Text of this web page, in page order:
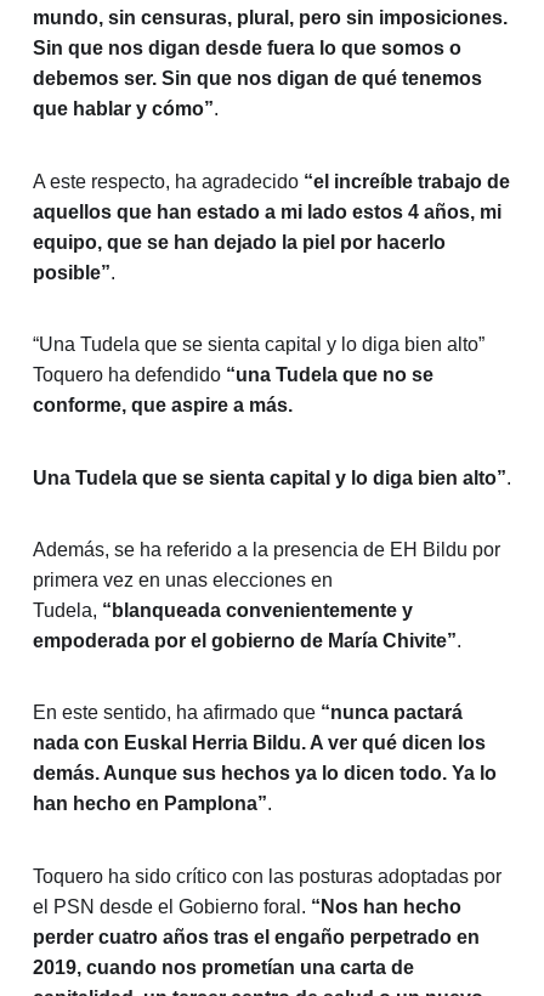
mundo, sin censuras, plural, pero sin imposiciones.
Sin que nos digan desde fuera lo que somos o
debemos ser. Sin que nos digan de qué tenemos
que hablar y cómo”.
A este respecto, ha agradecido “el increíble trabajo de
aquellos que han estado a mi lado estos 4 años, mi
equipo, que se han dejado la piel por hacerlo
posible”.
“Una Tudela que se sienta capital y lo diga bien alto”
Toquero ha defendido “una Tudela que no se
conforme, que aspire a más.
Una Tudela que se sienta capital y lo diga bien alto”.
Además, se ha referido a la presencia de EH Bildu por
primera vez en unas elecciones en
Tudela, “blanqueada convenientemente y
empoderada por el gobierno de María Chivite”.
En este sentido, ha afirmado que “nunca pactará
nada con Euskal Herria Bildu. A ver qué dicen los
demás. Aunque sus hechos ya lo dicen todo. Ya lo
han hecho en Pamplona”.
Toquero ha sido crítico con las posturas adoptadas por
el PSN desde el Gobierno foral. “Nos han hecho
perder cuatro años tras el engaño perpetrado en
2019, cuando nos prometían una carta de